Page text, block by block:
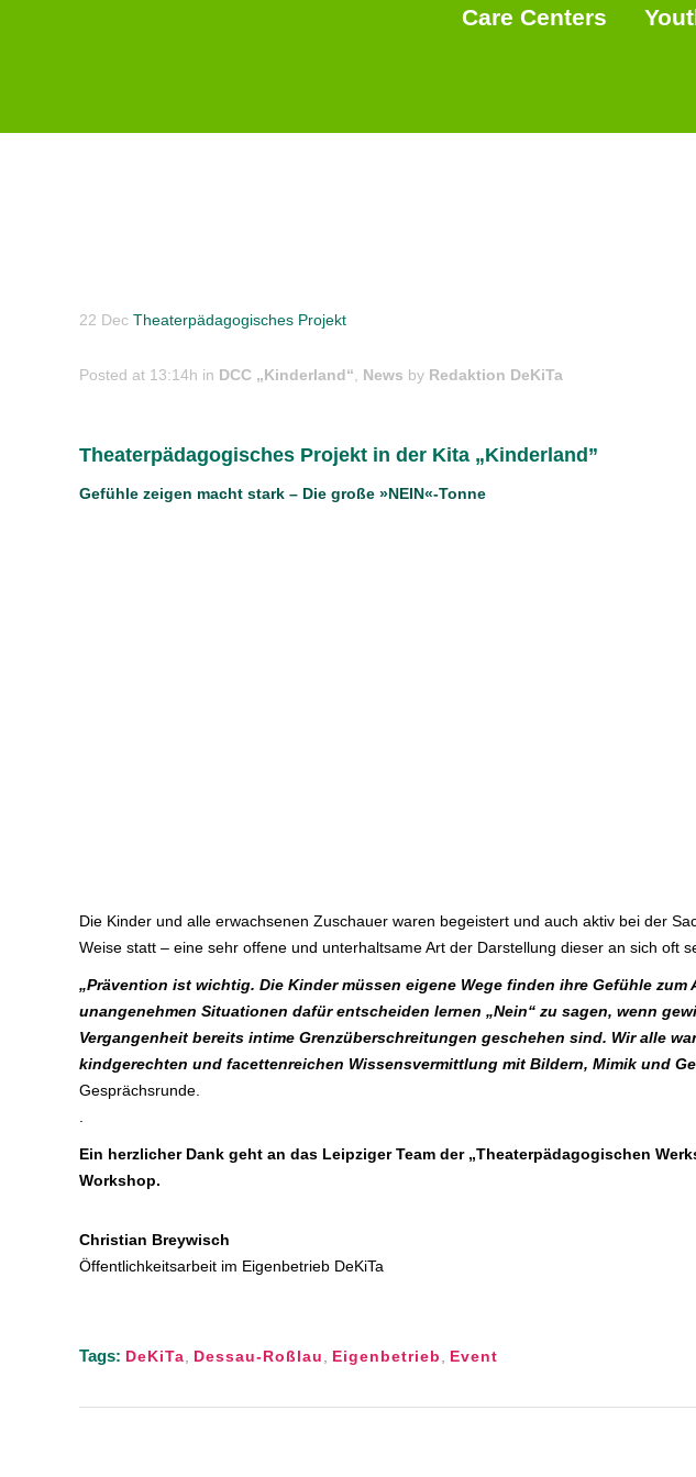
Care Centers
22 Dec Theaterpädagogisches Projekt
Posted at 13:14h in DCC „Kinderland“ News by Redaktion DeKiTa
Theaterpädagogisches Projekt in der Kita „Kinderland”
Gefühle zeigen macht stark – Die große »NEIN«-Tonne
Die Kinder und alle erwachsenen Zuschauer waren begeistert und auch aktiv bei der
Weise statt – eine sehr offene und unterhaltsame Art der Darstellung dieser an sich oft
„Prävention ist wichtig. Die Kinder müssen eigene Wege finden ihre Gefühle
unangenehmen Situationen dafür entscheiden lernen „Nein“ zu sagen, wenn
Vergangenheit bereits intime Grenzüberschreitungen geschehen sind. Wir alle
kindgerechten und facettenreichen Wissensvermittlung mit Bildern, Mimik und
Gesprächsrunde.
Ein herzlicher Dank geht an das Leipziger Team der „Theaterpädagogischen
Workshop.
Christian Breywisch
Öffentlichkeitsarbeit im Eigenbetrieb DeKiTa
Tags: DeKiTa Dessau-Roßlau Eigenbetrieb Event